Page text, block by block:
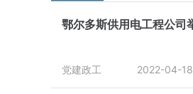
鄂尔多斯供用电工程公司
党建政工 2022-04-18